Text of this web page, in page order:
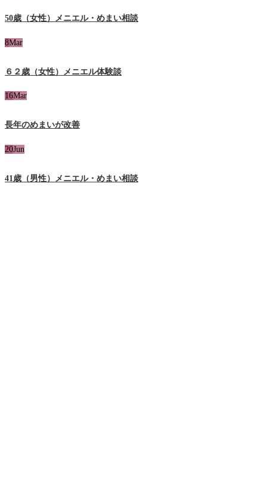
50歳（女性）メニエル・めまい相談
8Mar
６２歳（女性）メニエル体験談
16Mar
長年のめまいが改善
20Jun
41歳（男性）メニエル・めまい相談